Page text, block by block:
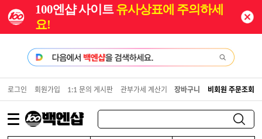
100엔샵 사이트유사상표에 주의하세
요!
로그인 회원가입 1:1 문의 게시판 관부가세 계산기 장바구니 비회원 주문조회